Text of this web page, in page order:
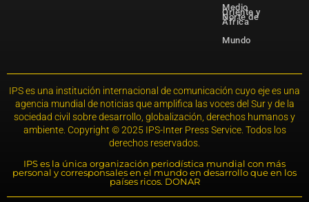
Medio
Oriente y
Norte de
África
Mundo
IPS es una institución internacional de comunicación cuyo eje es una
agencia mundial de noticias que amplifica las voces del Sur y de la
sociedad civil sobre desarrollo, globalización, derechos humanos y
ambiente. Copyright © 2025 IPS-Inter Press Service. Todos los
derechos reservados.
IPS es la única organización periodística mundial con más
personal y corresponsales en el mundo en desarrollo que en los
países ricos. DONAR